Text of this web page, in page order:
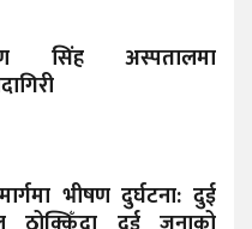
सिंह अस्पतालमा
भीषण दुर्घटना: दुई